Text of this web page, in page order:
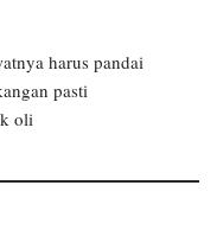
harus pandai
pasti
oli